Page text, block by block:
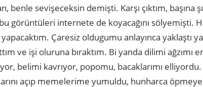
benle sevişeceksin demişti. Karşı çıktım, başına
görüntüleri internete de koyacağını sölyemişti.
Çaresiz oldugumu anlayınca yaklaştı
ve işi oluruna bıraktım. Bi yanda dilimi ağzımı
belimi kavrıyor, popomu, bacaklarımı elliyordu.
açıp memelerime yumuldu, hunharca öpmeye